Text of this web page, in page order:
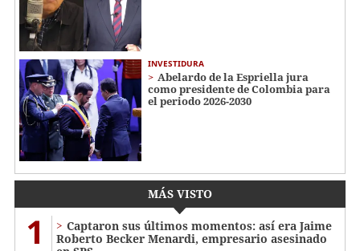
INVESTIDURA
Abelardo de la Espriella jura
como presidente de Colombia para
el periodo 2026-2030
MÁS VISTO
1
Captaron sus últimos momentos: así era Jaime
Roberto Becker Menardi​​​, empresario asesinado